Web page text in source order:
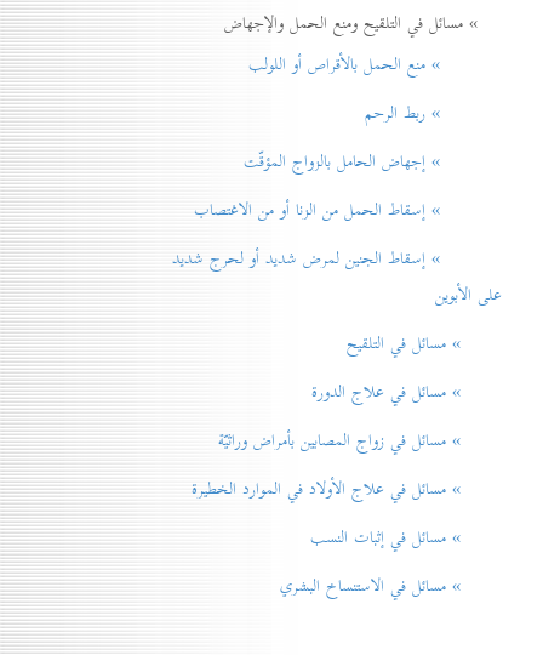
» مسائل في التلقيح ومنع الحمل والإجهاض
» منع الحمل بالأقراص أو اللولب
» ربط الرحم
» إجهاض الحامل بالزواج المؤقّت
» إسقاط الحمل من الزنا أو من الاغتصاب
» إسقاط الجنين لمرض شديد أو لحرج شديد
على الأبوين
» مسائل في التلقيح
» مسائل في علاج الدورة
» مسائل في زواج المصابين بأمراض وراثيّة
» مسائل في علاج الأولاد في الموارد الخطيرة
» مسائل في إثبات النسب
» مسائل في الاستنساخ البشري